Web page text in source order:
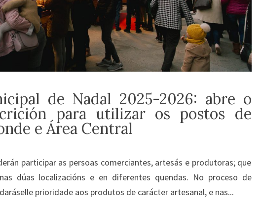
de Nadal 2025-2026: abre o
para utilizar os postos de
e Área Central
participar as persoas comerciantes, artesás e produtoras; que
dúas localizacións e en diferentes quendas. No proceso de
prioridade aos produtos de carácter artesanal, e nas...